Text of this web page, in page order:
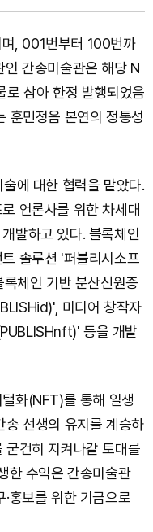
, 001번부터 100번까
인 간송미술관은 해당 N
로 삼아 한정 발행되었음
훈민정음 본연의 정통성
에 대한 협력을 맡았다.
언론사를 위한 차세대
발하고 있다. 블록체인
솔루션 '퍼블리시소프
체인 기반 분산신원증
미디어 창작자
등을 개발
화(NFT)를 통해 일생
송 선생의 유지를 계승하
굳건히 지켜나갈 토대를
한 수익은 간송미술관
홍보를 위한 기금으로